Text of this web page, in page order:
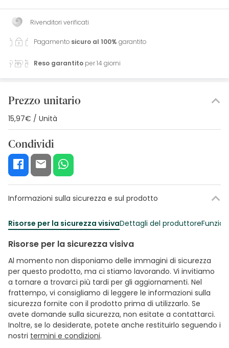
Rivenditori verificati
Pagamento sicuro al 100% garantito
Reso garantito per 14 giorni
Prezzo unitario
15,97€ / Unità
Condividi
Informazioni sulla sicurezza e sul prodotto
Risorse per la sicurezza visivaDettagli del produttore
Risorse per la sicurezza visiva
Al momento non disponiamo delle immagini di sicurezza
per questo prodotto, ma ci stiamo lavorando. Vi invitiamo
a tornare a trovarci più tardi per gli aggiornamenti. Nel
frattempo, vi consigliamo di leggere le informazioni sulla
sicurezza fornite con il prodotto prima di utilizzarlo. Se
avete domande sulla sicurezza, non esitate a contattarci.
Inoltre, se lo desiderate, potete anche restituirlo seguendo i
nostri termini e condizioni.